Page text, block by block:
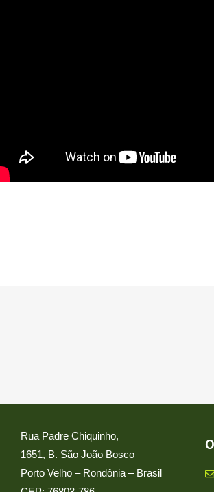
Rua Padre Chiquinho,
1651, B. São João Bosco
Porto Velho – Rondônia – Brasil
CEP: 76803-786